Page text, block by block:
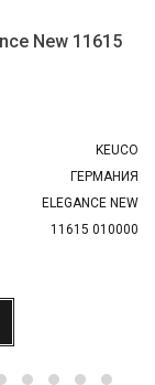
New 11615
KEUCO
ГЕРМАНИЯ
ELEGANCE NEW
11615 010000